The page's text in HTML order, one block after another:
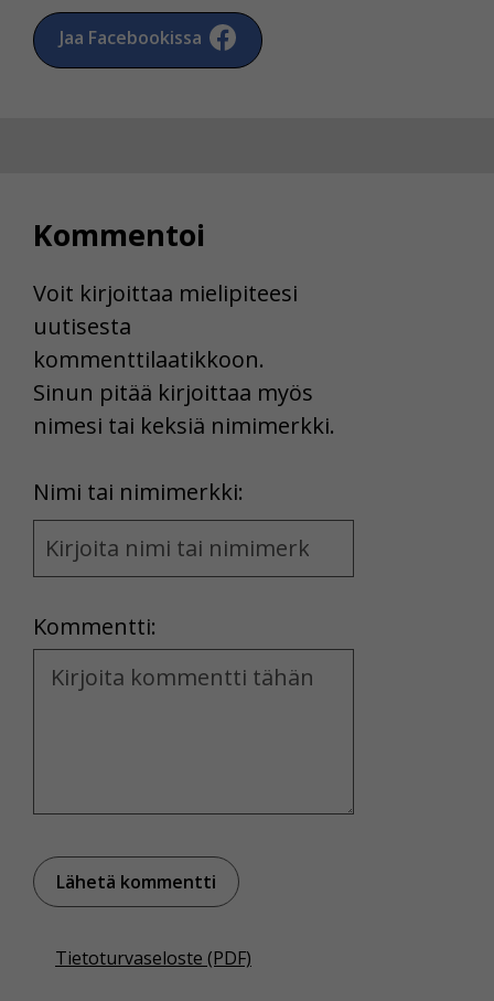
Jaa Facebookissa
Kommentoi
Voit kirjoittaa mielipiteesi
uutisesta
kommenttilaatikkoon.
Sinun pitää kirjoittaa myös
nimesi tai keksiä nimimerkki.
Nimi tai nimimerkki:
Name
and
Kommentti:
Kommentti
Tietoturvaseloste (PDF)